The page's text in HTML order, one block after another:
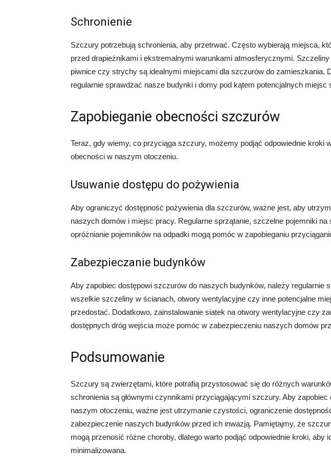
Schronienie
Szczury potrzebują schronienia, aby przetrwać. Często wybierają miejsca,
przed drapieżnikami i ekstremalnymi warunkami atmosferycznymi.
piwnice czy strychy są idealnymi miejscami dla szczurów do zamieszkania.
regularnie sprawdzać nasze budynki i domy pod kątem potencjalnych miejsc
Zapobieganie obecności szczurów
Teraz, gdy wiemy, co przyciąga szczury, możemy podjąć odpowiednie kroki
obecności w naszym otoczeniu.
Usuwanie dostępu do pożywienia
Aby ograniczyć dostępność pożywienia dla szczurów, ważne jest, aby
naszych domów i miejsc pracy. Regularne sprzątanie, szczelne pojemniki na
opróżnianie pojemników na odpadki mogą pomóc w zapobieganiu
Zabezpieczanie budynków
Aby zapobiec dostępowi szczurów do naszych budynków, należy regularnie
wszelkie szczeliny w ścianach, otwory wentylacyjne czy inne potencjalne
przedostać. Dodatkowo, zainstalowanie siatek na otwory wentylacyjne czy
dostępnych dróg wejścia może pomóc w zabezpieczeniu naszych domów
Podsumowanie
Szczury są zwierzętami, które potrafią przystosować się do różnych
schronienia są głównymi czynnikami przyciągającymi szczury. Aby
naszym otoczeniu, ważne jest utrzymanie czystości, ograniczenie
zabezpieczenie naszych budynków przed ich inwazją. Pamiętajmy, że
mogą przenosić różne choroby, dlatego warto podjąć odpowiednie kroki, aby
minimalizowana.